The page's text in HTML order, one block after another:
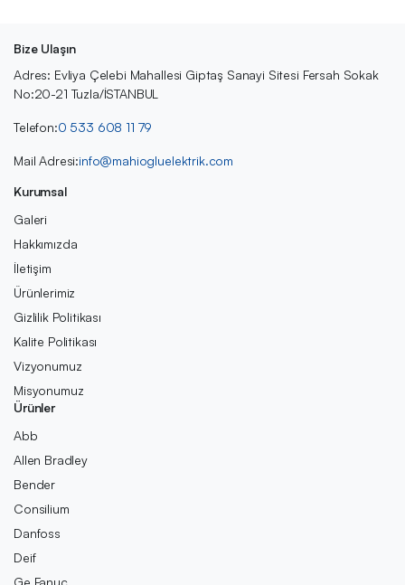
Bize Ulaşın
Adres: Evliya Çelebi Mahallesi Giptaş Sanayi Sitesi Fersah Sokak
No:20-21 Tuzla/İSTANBUL
Telefon:0 533 608 11 79
Mail Adresi:info@mahiogluelektrik.com
Kurumsal
Galeri
Hakkımızda
İletişim
Ürünlerimiz
Gizlilik Politikası
Kalite Politikası
Vizyonumuz
Misyonumuz
Ürünler
Abb
Allen Bradley
Bender
Consilium
Danfoss
Deif